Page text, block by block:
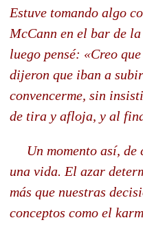
Estuve tomando algo
McCann en el bar de
luego pensé: «Creo
dijeron que iban a
convencerme, sin
de tira y afloja, y al
Un momento así, de
una vida. El azar
más que nuestras
conceptos como el